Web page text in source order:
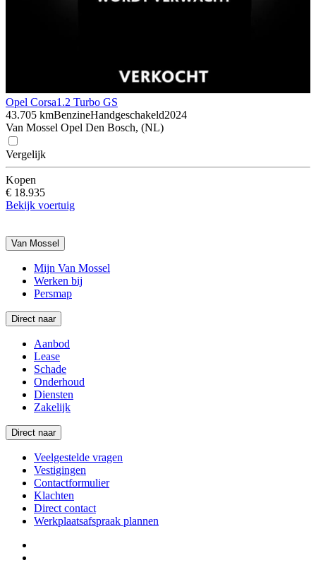
Opel Corsa1.2 Turbo GS
43.705 kmBenzineHandgeschakeld2024
Van Mossel Opel Den Bosch, (NL)
Vergelijk
Kopen
€ 18.935
Bekijk voertuig
Van Mossel
Mijn Van Mossel
Werken bij
Persmap
Direct naar
Aanbod
Lease
Schade
Onderhoud
Diensten
Zakelijk
Direct naar
Veelgestelde vragen
Vestigingen
Contactformulier
Klachten
Direct contact
Werkplaatsafspraak plannen